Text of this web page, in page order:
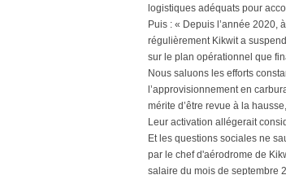
logistiques adéquats pour
Puis : « Depuis l’année
régulièrement Kikwit a
sur le plan opérationnel que
Nous saluons les efforts
l’approvisionnement en
mérite d’être revue à la
Leur activation allégerait
Et les questions sociales ne
par le chef d'aérodrome de
salaire du mois de septembre